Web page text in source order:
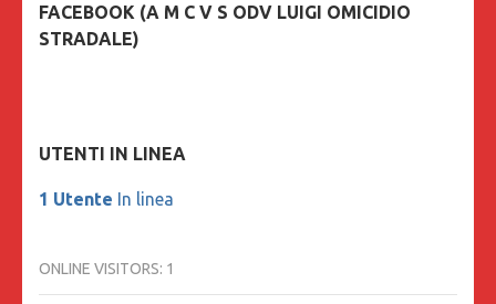
FACEBOOK (A M C V S ODV LUIGI OMICIDIO
STRADALE)
UTENTI IN LINEA
1 Utente In linea
ONLINE VISITORS: 1